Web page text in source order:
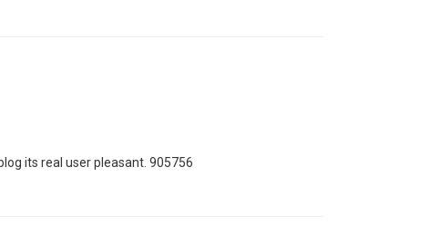
its real user pleasant. 905756